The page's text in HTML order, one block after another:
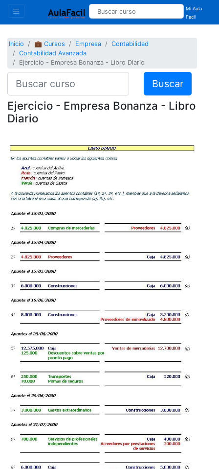
Mi Aula
Facil
Inicio 💼 Cursos Empresa
Contabilidad
Contabilidad Avanzada
Ejercicio - Empresa Bonanza - Libro Diario
Buscar
Ejercicio - Empresa Bonanza - Libro
Diario